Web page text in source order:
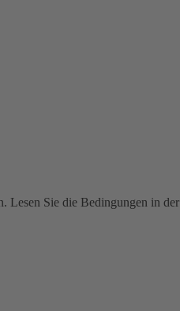
Lesen Sie die Bedingungen in der